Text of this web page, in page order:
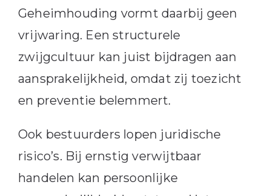
Geheimhouding vormt daarbij geen
vrijwaring. Een structurele
zwijgcultuur kan juist bijdragen aan
aansprakelijkheid, omdat zij toezicht
en preventie belemmert.
Ook bestuurders lopen juridische
risico’s. Bij ernstig verwijtbaar
handelen kan persoonlijke